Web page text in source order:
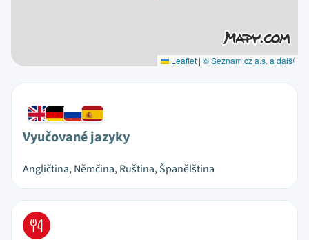
Leaflet | © Seznam.cz a.s. a další
Vyučované jazyky
Angličtina, Němčina, Ruština, Španělština